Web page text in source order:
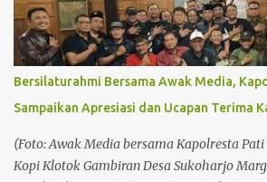
serta mempercepat pertumbuhan ekonomi
Risma Ardhi Chandra mengatakan Pekan
menjadi ruang kolaborasi yang benar-
manfaat bagi pelaku UMKM. Baca juga:
Gedung DPRD, Plt Bupati: Pati 703 Tahun,
Baca juga: Plt Bupati Pati Buka Ruang
Muda Menurutnya, produk-produk lokal
mampu bersaing sehingga perlu terus
Bersilaturahmi Bersama Awak Media,
Sampaikan Apresiasi dan Ucapan Terima
(Foto: Awak Media bersama Kapolresta
Kopi Klotok Gambiran Desa Sukoharjo